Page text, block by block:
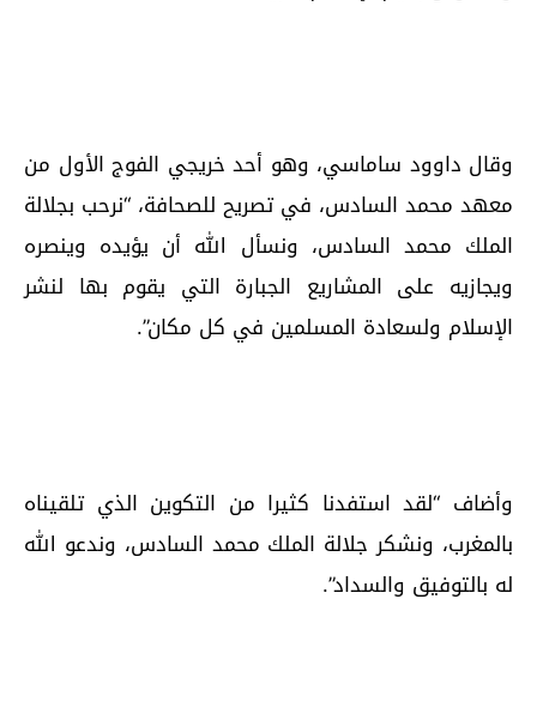
وقال داوود ساماسي، وهو أحد خريجي الفوج الأول من
معهد محمد السادس، في تصريح للصحافة، “نرحب بجلالة
الملك محمد السادس، ونسأل الله أن يؤيده وينصره
ويجازيه على المشاريع الجبارة التي يقوم بها لنشر
الإسلام ولسعادة المسلمين في كل مكان”.
وأضاف “لقد استفدنا كثيرا من التكوين الذي تلقيناه
بالمغرب، ونشكر جلالة الملك محمد السادس، وندعو الله
له بالتوفيق والسداد”.